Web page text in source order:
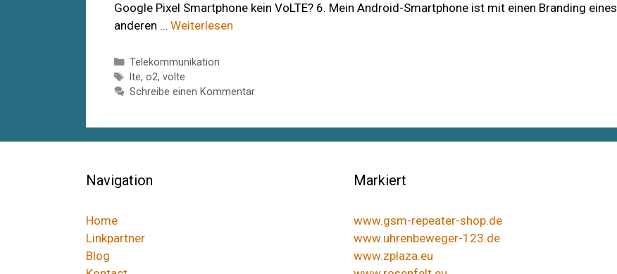
Google Pixel Smartphone kein VoLTE? 6. Mein Android-Smartphone ist mit einen Branding eines
anderen … Weiterlesen
Kategorien
Telekommunikation
Schlagwörter
lte, o2, volte
Schreibe einen Kommentar
Navigation
Home
Linkpartner
Blog
Markiert
www.gsm-repeater-shop.de
www.uhrenbeweger-123.de
www.zplaza.eu